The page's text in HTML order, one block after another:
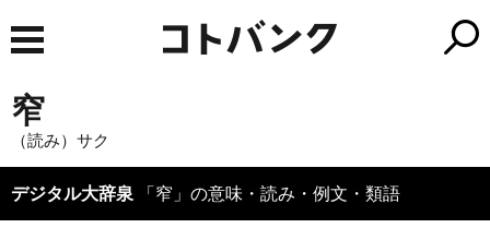
窄
（読み）サク
デジタル大辞泉 「窄」の意味・読み・例文・類語